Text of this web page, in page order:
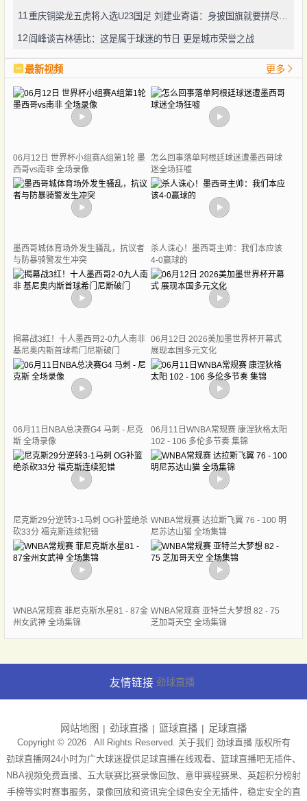
11 重庆铜梁龙五虎将入选U23国足 刘建业寄语：身披国旗就要拼尽全力
12 阎峰谈吉林德比：这是属于球迷的节日 更是城市荣誉之战
最新视频 更多
06月12日 世界杯小组赛A组第1轮 墨
西哥vs南非 全场录像
怎么回事落单阿根廷球迷遭墨西哥球
迷全场狂嘘
墨西哥城体育场外发生骚乱，抗议者
与防暴骑警发生冲突
杀人诛心！墨西哥主帅：我们本应该
4-0赢球的
揭幕战3红！十人墨西哥2-0九人南非
基尼奥内斯首球希门尼斯破门
06月12日 2026美加墨世界杯开幕式
展现本国多元文化
06月11日NBA总决赛G4 马刺 - 尼克
斯 全场录像
06月11日WNBA常规赛 康涅狄格太阳
102 - 106 多伦多节奏 集锦
尼克斯29分逆转3-1马刺 OG补篮绝杀
砍33分 福克斯连续犯错
WNBA常规赛 达拉斯飞翼 76 - 100 明
尼苏达山猫 全场集锦
WNBA常规赛 菲尼克斯水星81 - 87金
州女武神 全场集锦
WNBA常规赛 亚特兰大梦想 82 - 75
芝加哥天空 全场集锦
友情链接 劲球直播
网站地图 劲球直播 篮球直播 足球直播
Copyright © 2026 . All Rights Reserved. 关于我们 劲球直播版权所有
劲球直播网24小时为广大球迷提供足球直播在线观看、篮球直播吧无插件、
NBA视频免费直播、五大联赛比赛录像回放、意甲赛程赛果、英超积分榜射
手榜等实时赛事服务，录像回放和资讯完全绿色安全无插件，稳定安全的直